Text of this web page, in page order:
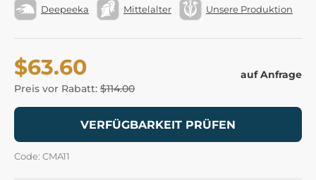
Deepeeka Mittelalter Unsere Produktion
$63.60
Preis vor Rabatt: $114.00
auf Anfrage
VERFÜGBARKEIT PRÜFEN
Code: CMA11